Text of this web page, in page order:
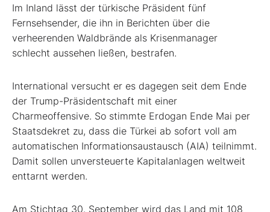
Im Inland lässt der türkische Präsident fünf
Fernsehsender, die ihn in Berichten über die
verheerenden Waldbrände als Krisenmanager
schlecht aussehen ließen, bestrafen.
International versucht er es dagegen seit dem Ende
der Trump-Präsidentschaft mit einer
Charmeoffensive. So stimmte Erdogan Ende Mai per
Staatsdekret zu, dass die Türkei ab sofort voll am
automatischen Informationsaustausch (AIA) teilnimmt.
Damit sollen unversteuerte Kapitalanlagen weltweit
enttarnt werden.
Am Stichtag 30. September wird das Land mit 108